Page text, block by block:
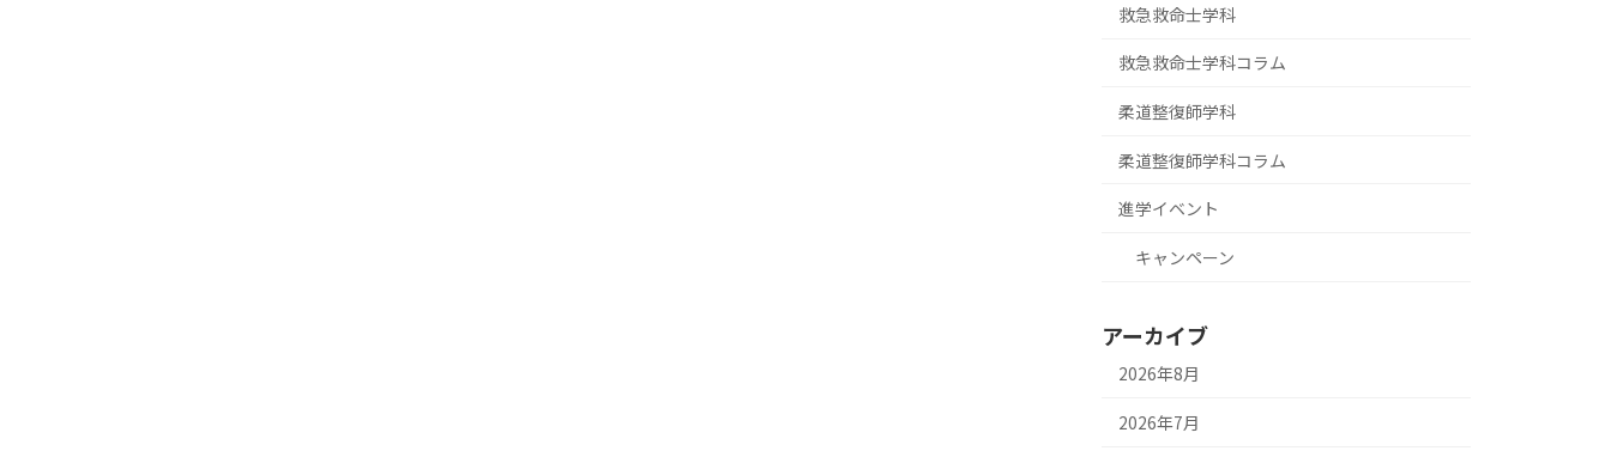
救急救命士学科
救急救命士学科コラム
柔道整復師学科
柔道整復師学科コラム
進学イベント
キャンペーン
アーカイブ
2026年8月
2026年7月